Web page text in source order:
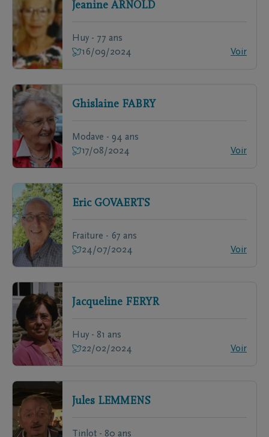
Jeanine ARNOLD
Huy - 77 ans
16/09/2024
Voir
Ghislaine FABRY
Modave - 94 ans
17/08/2024
Voir
Eric GOVAERTS
Fraiture - 67 ans
24/07/2024
Voir
Jacqueline FERYR
Huy - 81 ans
22/02/2024
Voir
Jules LEMMENS
Tinlot - 80 ans